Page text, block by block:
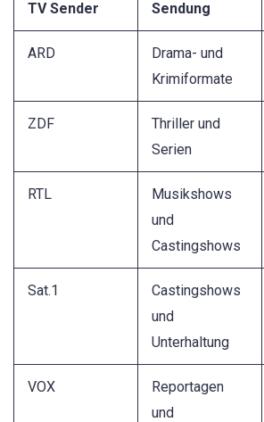
TV Sender Sendung
ARD
Drama- und
Krimiformate
ZDF
Thriller und
Serien
RTL
Musikshows
und
Castingshows
Sat.1
Castingshows
und
Unterhaltung
VOX
Reportagen
und